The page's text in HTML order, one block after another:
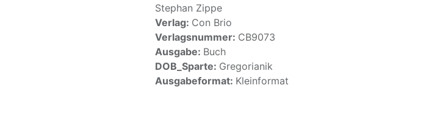
Stephan Zippe
Verlag: Con Brio
Verlagsnummer: CB9073
Ausgabe: Buch
DOB_Sparte: Gregorianik
Ausgabeformat: Kleinformat